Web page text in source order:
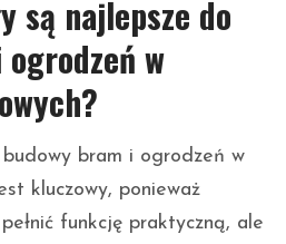
są najlepsze do
w
bram i ogrodzeń w
kluczowy, ponieważ
funkcję praktyczną, ale